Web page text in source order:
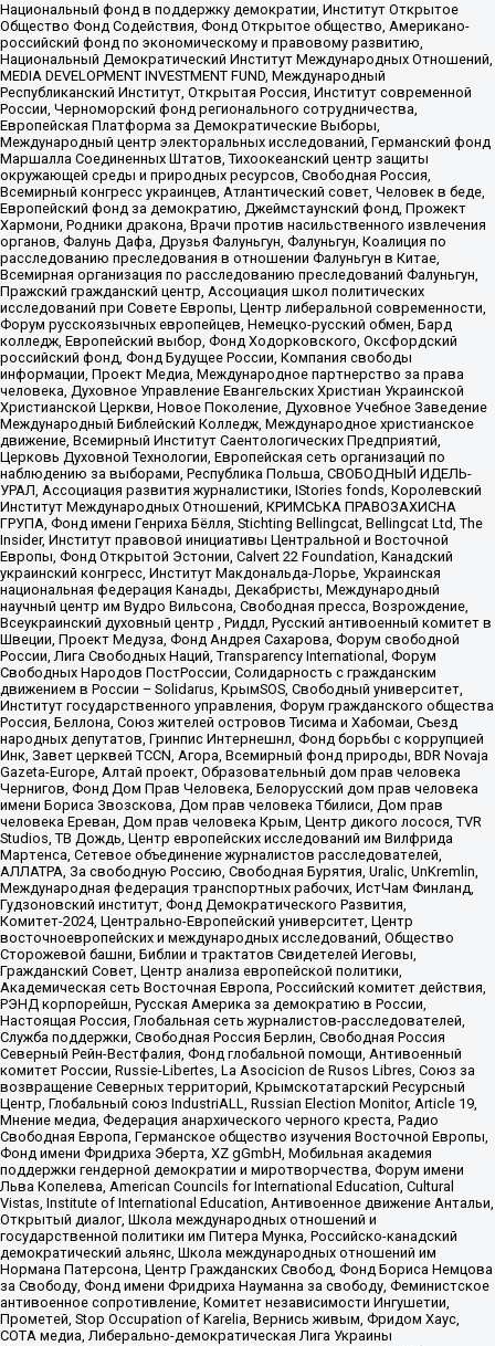
Национальный фонд в поддержку демократии, Институт Открытое
Общество Фонд Содействия, Фонд Открытое общество, Американо-
российский фонд по экономическому и правовому развитию,
Национальный Демократический Институт Международных Отношений,
MEDIA DEVELOPMENT INVESTMENT FUND, Международный
Республиканский Институт, Открытая Россия, Институт современной
России, Черноморский фонд регионального сотрудничества,
Европейская Платформа за Демократические Выборы,
Международный центр электоральных исследований, Германский фонд
Маршалла Соединенных Штатов, Тихоокеанский центр защиты
окружающей среды и природных ресурсов, Свободная Россия,
Всемирный конгресс украинцев, Атлантический совет, Человек в беде,
Европейский фонд за демократию, Джеймстаунский фонд, Прожект
Хармони, Родники дракона, Врачи против насильственного извлечения
органов, Фалунь Дафа, Друзья Фалуньгун, Фалуньгун, Коалиция по
расследованию преследования в отношении Фалуньгун в Китае,
Всемирная организация по расследованию преследований Фалуньгун,
Пражский гражданский центр, Ассоциация школ политических
исследований при Совете Европы, Центр либеральной современности,
Форум русскоязычных европейцев, Немецко-русский обмен, Бард
колледж, Европейский выбор, Фонд Ходорковского, Оксфордский
российский фонд, Фонд Будущее России, Компания свободы
информации, Проект Медиа, Международное партнерство за права
человека, Духовное Управление Евангельских Христиан Украинской
Христианской Церкви, Новое Поколение, Духовное Учебное Заведение
Международный Библейский Колледж, Международное христианское
движение, Всемирный Институт Саентологических Предприятий,
Церковь Духовной Технологии, Европейская сеть организаций по
наблюдению за выборами, Республика Польша, СВОБОДНЫЙ ИДЕЛЬ-
УРАЛ, Ассоциация развития журналистики, IStories fonds, Королевский
Институт Международных Отношений, КРИМСЬКА ПРАВОЗАХИСНА
ГРУПА, Фонд имени Генриха Бёлля, Stichting Bellingcat, Bellingcat Ltd, The
Insider, Институт правовой инициативы Центральной и Восточной
Европы, Фонд Открытой Эстонии, Calvert 22 Foundation, Канадский
украинский конгресс, Институт Макдональда-Лорье, Украинская
национальная федерация Канады, Декабристы, Международный
научный центр им Вудро Вильсона, Свободная пресса, Возрождение,
Всеукраинский духовный центр , Риддл, Русский антивоенный комитет в
Швеции, Проект Медуза, Фонд Андрея Сахарова, Форум свободной
России, Лига Свободных Наций, Transparеncy International, Форум
Свободных Народов ПостРоссии, Солидарность с гражданским
движением в России – Solidarus, КрымSOS, Свободный университет,
Институт государственного управления, Форум гражданского общества
Россия, Беллона, Союз жителей островов Тисима и Хабомаи, Съезд
народных депутатов, Гринпис Интернешнл, Фонд борьбы с коррупцией
Инк, Завет церквей TCCN, Агора, Всемирный фонд природы, BDR Novaja
Gazeta-Europe, Алтай проект, Образовательный дом прав человека
Чернигов, Фонд Дом Прав Человека, Белорусский дом прав человека
имени Бориса Звозскова, Дом прав человека Тбилиси, Дом прав
человека Ереван, Дом прав человека Крым, Центр дикого лосося, TVR
Studios, ТВ Дождь, Центр европейских исследований им Вилфрида
Мартенса, Сетевое объединение журналистов расследователей,
АЛЛАТРА, За свободную Россию, Свободная Бурятия, Uralic, UnKremlin,
Международная федерация транспортных рабочих, ИстЧам Финланд,
Гудзоновский институт, Фонд Демократического Развития,
Комитет-2024, Центрально-Европейский университет, Центр
восточноевропейских и международных исследований, Общество
Сторожевой башни, Библии и трактатов Свидетелей Иеговы,
Гражданский Совет, Центр анализа европейской политики,
Академическая сеть Восточная Европа, Российский комитет действия,
РЭНД корпорейшн, Русская Америка за демократию в России,
Настоящая Россия, Глобальная сеть журналистов-расследователей,
Служба поддержки, Свободная Россия Берлин, Свободная Россия
Северный Рейн-Вестфалия, Фонд глобальной помощи, Антивоенный
комитет России, Russie-Libertes, La Asocicion de Rusos Libres, Союз за
возвращение Северных территорий, Крымскотатарский Ресурсный
Центр, Глобальный союз IndustriALL, Russian Election Monitor, Article 19,
Мнение медиа, Федерация анархического черного креста, Радио
Свободная Европа, Германское общество изучения Восточной Европы,
Фонд имени Фридриха Эберта, XZ gGmbH, Мобильная академия
поддержки гендерной демократии и миротворчества, Форум имени
Льва Копелева, American Councils for International Education, Cultural
Vistas, Institute of International Education, Антивоенное движение Антальи,
Открытый диалог, Школа международных отношений и
государственной политики им Питера Мунка, Российско-канадский
демократический альянс, Школа международных отношений им
Нормана Патерсона, Центр Гражданских Свобод, Фонд Бориса Немцова
за Свободу, Фонд имени Фридриха Науманна за свободу, Феминистское
антивоенное сопротивление, Комитет независимости Ингушетии,
Прометей, Stop Occupation of Karelia, Вернись живым, Фридом Хаус,
СОТА медиа, Либерально-демократическая Лига Украины